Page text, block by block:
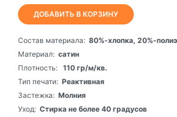
ДОБАВИТЬ В КОРЗИНУ
Состав материала: 80%-хлопка, 20%-
Материал: сатин
Плотность: 110 гр/м/кв.
Тип печати: Реактивная
Застежка: Молния
Уход: Стирка не более 40 градусов